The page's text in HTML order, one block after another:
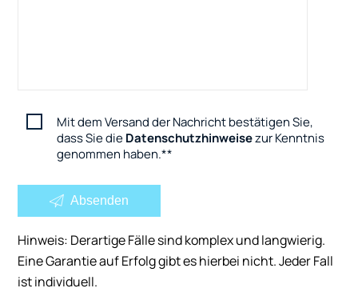
Mit dem Versand der Nachricht bestätigen Sie,
dass Sie die Datenschutzhinweisezur Kenntnis
genommen haben.*
Absenden
Hinweis: Derartige Fälle sind komplex und langwierig.
Eine Garantie auf Erfolg gibt es hierbei nicht. Jeder Fall
ist individuell.